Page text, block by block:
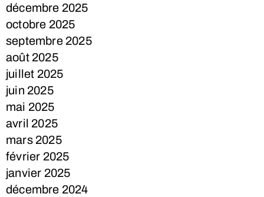
décembre 2025
octobre 2025
septembre 2025
août 2025
juillet 2025
juin 2025
mai 2025
avril 2025
mars 2025
février 2025
janvier 2025
décembre 2024